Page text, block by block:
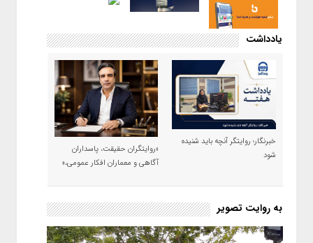
یادداشت
خبرنگار؛ روایتگر آنچه باید شنیده
شود
«روایتگران حقیقت، پاسداران
آگاهی و معماران افکار عمومی،»
به روایت تصویر